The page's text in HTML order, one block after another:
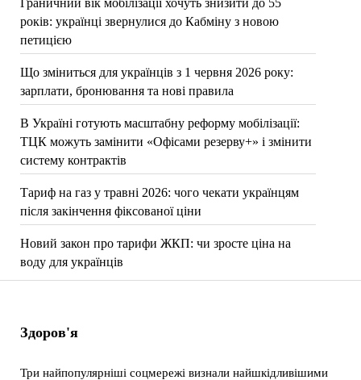
Граничний вік мобілізації хочуть знизити до 55
років: українці звернулися до Кабміну з новою
петицією
Що зміниться для українців з 1 червня 2026 року:
зарплати, бронювання та нові правила
В Україні готують масштабну реформу мобілізації:
ТЦК можуть замінити «Офісами резерву+» і змінити
систему контрактів
Тариф на газ у травні 2026: чого чекати українцям
після закінчення фіксованої ціни
Новий закон про тарифи ЖКП: чи зросте ціна на
воду для українців
Здоров'я
Три найпопулярніші соцмережі визнали найшкідливішими